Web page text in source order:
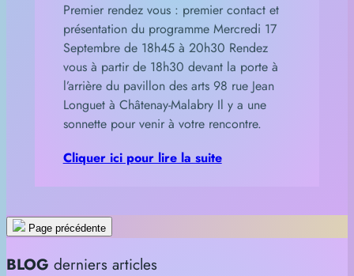
Premier rendez vous : premier contact et
présentation du programme Mercredi 17
Septembre de 18h45 à 20h30 Rendez
vous à partir de 18h30 devant la porte à
l’arrière du pavillon des arts 98 rue Jean
Longuet à Châtenay-Malabry Il y a une
sonnette pour venir à votre rencontre.
Cliquer ici pour lire la suite
Page précédente
BLOG derniers articles